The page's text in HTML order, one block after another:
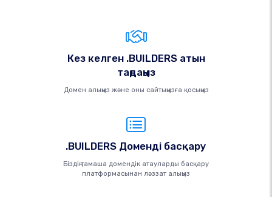
Кез келген .BUILDERS атын
таңдаңыз
Домен алыңыз және оны сайтыңызға қосыңыз
.BUILDERS Доменді басқару
Біздің тамаша домендік атауларды басқару
платформасынан ләззат алыңыз